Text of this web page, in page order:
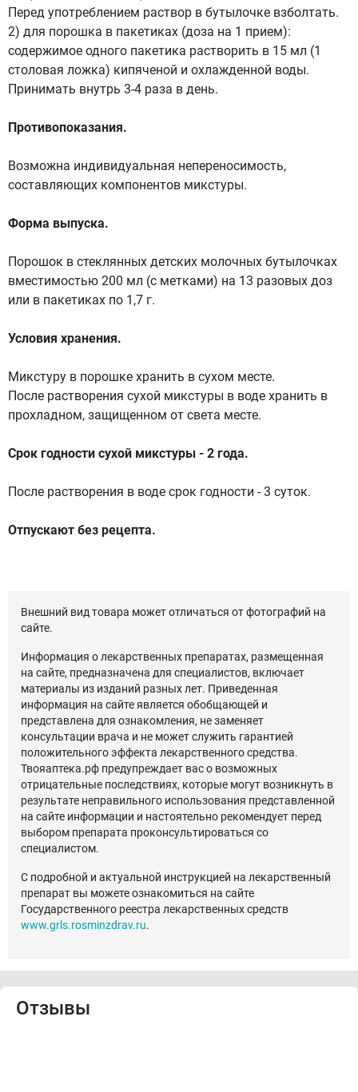
Перед употреблением раствор в бутылочке взболтать.
2) для порошка в пакетиках (доза на 1 прием):
содержимое одного пакетика растворить в 15 мл (1
столовая ложка) кипяченой и охлажденной воды.
Принимать внутрь 3-4 раза в день.
Противопоказания.
Возможна индивидуальная непереносимость,
составляющих компонентов микстуры.
Форма выпуска.
Порошок в стеклянных детских молочных бутылочках
вместимостью 200 мл (с метками) на 13 разовых доз
или в пакетиках по 1,7 г.
Условия хранения.
Микстуру в порошке хранить в сухом месте.
После растворения сухой микстуры в воде хранить в
прохладном, защищенном от света месте.
Срок годности сухой микстуры - 2 года.
После растворения в воде срок годности - 3 суток.
Отпускают без рецепта.
Внешний вид товара может отличаться от фотографий на
сайте.
Информация о лекарственных препаратах, размещенная
на сайте, предназначена для специалистов, включает
материалы из изданий разных лет. Приведенная
информация на сайте является обобщающей и
представлена для ознакомления, не заменяет
консультации врача и не может служить гарантией
положительного эффекта лекарственного средства.
Твояаптека.рф предупреждает вас о возможных
отрицательные последствиях, которые могут возникнуть в
результате неправильного использования представленной
на сайте информации и настоятельно рекомендует перед
выбором препарата проконсультироваться со
специалистом.
С подробной и актуальной инструкцией на лекарственный
препарат вы можете ознакомиться на сайте
Государственного реестра лекарственных средств
www.grls.rosminzdrav.ru.
Отзывы